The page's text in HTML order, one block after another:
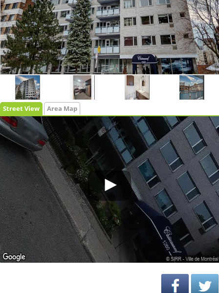
Street View Area Map